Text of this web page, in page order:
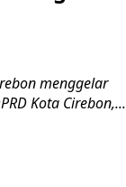
menggelar
Kota Cirebon,...